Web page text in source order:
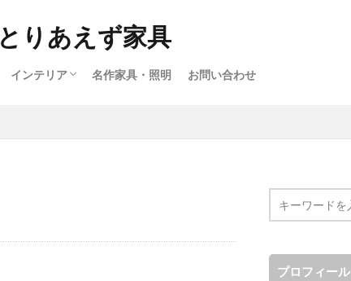
とりあえず家具
インテリア 名作家具・照明 お問い合わせ
プロフィール